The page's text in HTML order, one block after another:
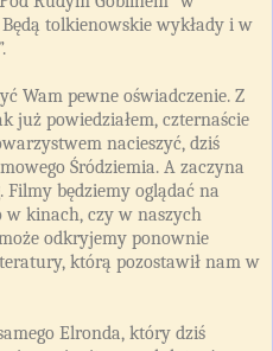
tolkienowskie wykłady i w
Wam pewne oświadczenie. Z
już powiedziałem, czternaście
nacieszyć, dziś
Śródziemia. A zaczyna
będziemy oglądać na
kinach, czy w naszych
odkryjemy ponownie
którą pozostawił nam w
Elronda, który dziś